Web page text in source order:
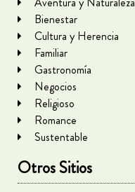
Bienestar
Cultura y Herencia
Familiar
Gastronomía
Negocios
Religioso
Romance
Sustentable
Otros Sitios